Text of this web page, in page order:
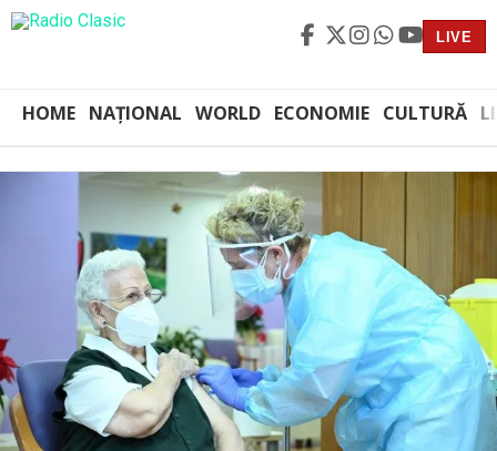
LIVE
HOME NAȚIONAL WORLD ECONOMIE CULTURĂ